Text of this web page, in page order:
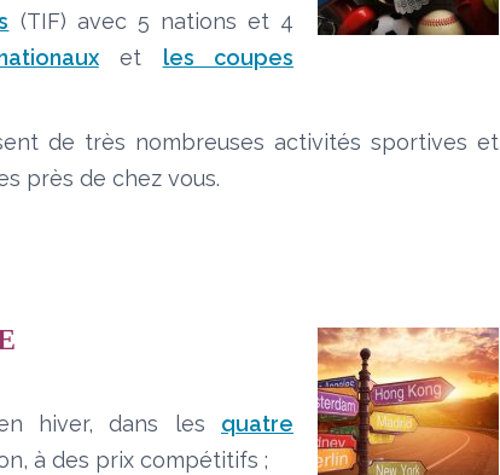
(TIF) avec 5 nations et 4
et les coupes
de très nombreuses activités sportives et
près de chez vous.
hiver, dans les quatre
à des prix compétitifs ;